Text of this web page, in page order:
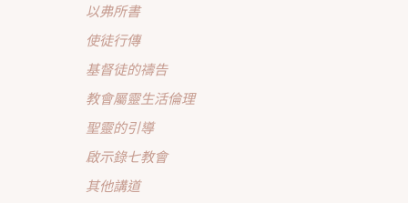
以弗所書
使徒行傳
基督徒的禱告
教會屬靈生活倫理
聖靈的引導
啟示錄七教會
其他講道